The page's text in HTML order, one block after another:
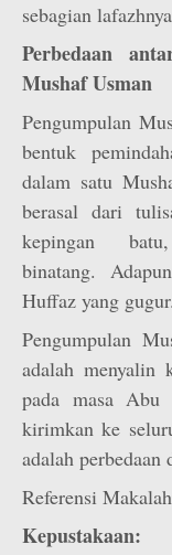
sebagian
Perbedaan
Mushaf Usman
Pengumpulan
bentuk
dalam satu
berasal dari
kepingan
binatang.
Huffaz yang gugur.
Pengumpulan
adalah menyalin
pada masa
kirimkan ke
adalah perbedaan
Referensi
Kepustakaan: